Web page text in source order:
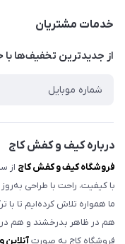
کفش زنانه
کیف زنانه
مدلهای تک سایز و حراجی
خدمات مشتریان
راهنمای سفارش
تماس با ما
از جدید‌ترین تخفیف‌ها با‌
درباره کیف و کفش کاج
فروشگاه کیف و کفش کاج
با کیفیت، راحت با طراحی
ما همواره تلاش کرده‌ایم تا با
هم در ظاهر بدرخشند و هم در
فروشگاه کاج به صورت